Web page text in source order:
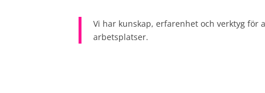
Vi har kunskap, erfarenhet och verktyg
arbetsplatser.